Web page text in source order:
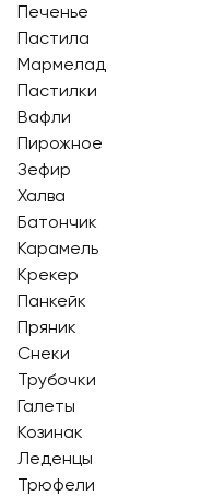
Печенье
Пастила
Мармелад
Пастилки
Вафли
Пирожное
Зефир
Халва
Батончик
Карамель
Крекер
Панкейк
Пряник
Снеки
Трубочки
Галеты
Козинак
Леденцы
Трюфели